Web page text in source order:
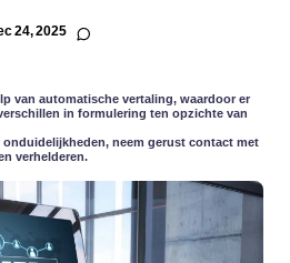
ITALIANO
24, 2025
van automatische vertaling, waardoor er
in formulering ten opzichte van
neem gerust contact met
verhelderen.